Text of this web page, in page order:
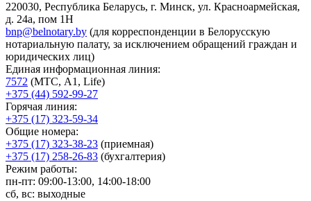
220030, Республика Беларусь, г. Минск, ул. Красноармейская,
д. 24а, пом 1Н
bnp@belnotary.by (для корреспонденции в Белорусскую
нотариальную палату, за исключением обращений граждан и
юридических лиц)
Единая информационная линия:
7572 (МТС, A1, Life)
+375 (44) 592-99-27
Горячая линия:
+375 (17) 323-59-34
Общие номера:
+375 (17) 323-38-23 (приемная)
+375 (17) 258-26-83 (бухгалтерия)
Режим работы:
пн-пт: 09:00-13:00, 14:00-18:00
сб, вс: выходные